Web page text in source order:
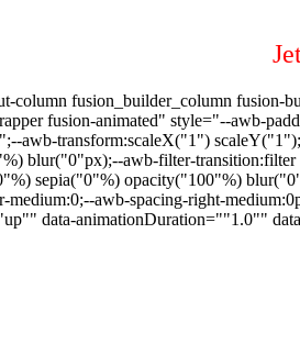
column fusion_builder_column
fusion-animated" style="--awb-
awb-transform:scaleX("1")
blur("0"px);--awb-filter-transition:filter
sepia("0"%) opacity("100"%)
medium:0;--awb-spacing-right-
data-animationDuration=""1.0""